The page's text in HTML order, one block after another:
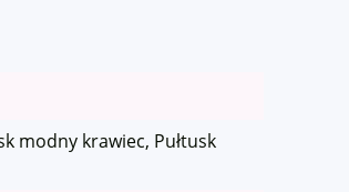
modny krawiec, Pułtusk